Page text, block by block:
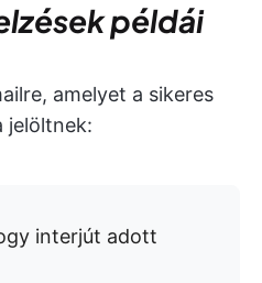
példái
amelyet a sikeres
jelöltnek:
interjút adott